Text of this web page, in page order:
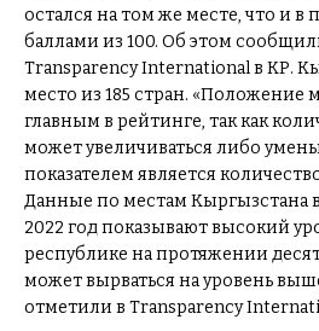
остался на том же месте, что и в
баллами из 100. Об этом
Transparency International в КР.
место из 185 стран. «Положение
главным в рейтинге, так как
может увеличиваться либо
показателем является
Данные по местам Кыргызстана
2022 год показывают высокий
республике на протяжении
может вырваться на уровень
отметили в Transparency